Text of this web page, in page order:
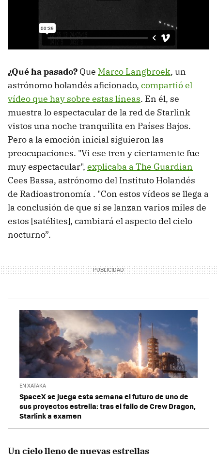
¿Qué ha pasado? Que Marco Langbroek, un
astrónomo holandés aficionado, compartió el
vídeo que hay sobre estas líneas. En él, se
muestra lo espectacular de la red de Starlink
vistos una noche tranquilita en Países Bajos.
Pero a la emoción inicial siguieron las
preocupaciones. "Vi ese tren y ciertamente fue
muy espectacular", explicaba a The Guardian
Cees Bassa, astrónomo del Instituto Holandés
de Radioastronomía . "Con estos vídeos se llega a
la conclusión de que si se lanzan varios miles de
estos [satélites], cambiará el aspecto del cielo
nocturno”.
EN XATAKA
SpaceX se juega esta semana el futuro de uno de
sus proyectos estrella: tras el fallo de Crew Dragon,
Starlink a examen
Un cielo lleno de nuevas estrellas